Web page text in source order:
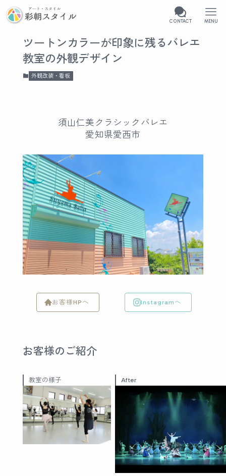
CONTACT MENU
ツートンカラーが印象に残るバレエ
教室の外観デザイン
外観改装・看板
須山仁美クラシックバレエ
愛知県愛西市
お客様HPへ Instagramへ
お客様のご紹介
教室の様子 After